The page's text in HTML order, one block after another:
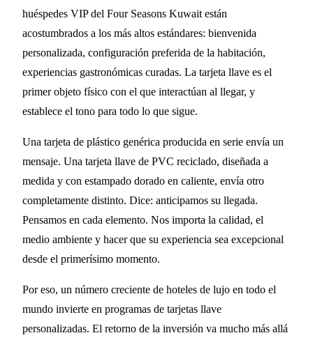
huéspedes VIP del Four Seasons Kuwait están
acostumbrados a los más altos estándares: bienvenida
personalizada, configuración preferida de la habitación,
experiencias gastronómicas curadas. La tarjeta llave es el
primer objeto físico con el que interactúan al llegar, y
establece el tono para todo lo que sigue.
Una tarjeta de plástico genérica producida en serie envía un
mensaje. Una tarjeta llave de PVC reciclado, diseñada a
medida y con estampado dorado en caliente, envía otro
completamente distinto. Dice: anticipamos su llegada.
Pensamos en cada elemento. Nos importa la calidad, el
medio ambiente y hacer que su experiencia sea excepcional
desde el primerísimo momento.
Por eso, un número creciente de hoteles de lujo en todo el
mundo invierte en programas de tarjetas llave
personalizadas. El retorno de la inversión va mucho más allá